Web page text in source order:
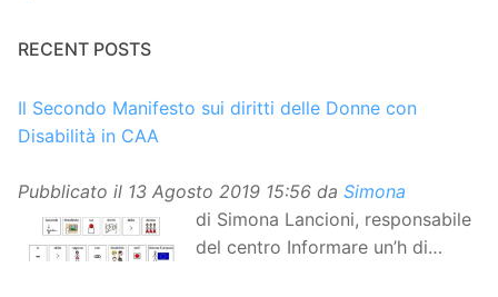
RECENT POSTS
Il Secondo Manifesto sui diritti delle Donne con
Disabilità in CAA
Pubblicato il 13 Agosto 2019 15:56 da Simona
di Simona Lancioni, responsabile
del centro Informare un’h di